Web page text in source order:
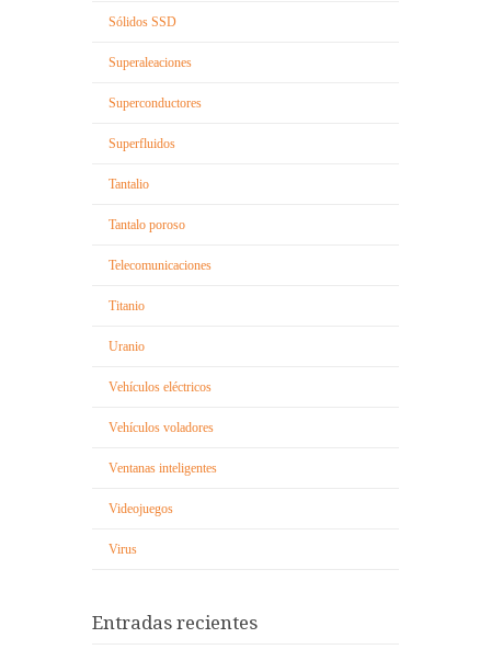
Sólidos SSD
Superaleaciones
Superconductores
Superfluidos
Tantalio
Tantalo poroso
Telecomunicaciones
Titanio
Uranio
Vehículos eléctricos
Vehículos voladores
Ventanas inteligentes
Videojuegos
Virus
Entradas recientes